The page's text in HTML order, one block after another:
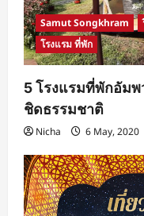
Samut Songkhram
โรงแรม ที่พัก
5 โรงแรมที่พักอัม
ชิดธรรมชาติ
Nicha 6 May, 2020